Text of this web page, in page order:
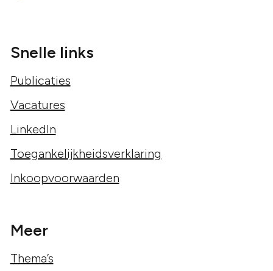
Snelle links
Publicaties
Vacatures
LinkedIn
Toegankelijkheidsverklaring
Inkoopvoorwaarden
Meer
Thema’s